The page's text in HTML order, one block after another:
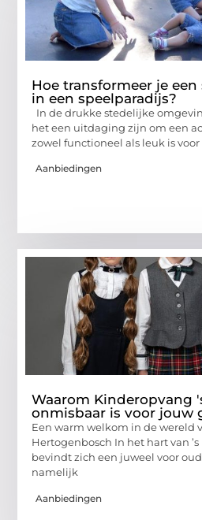
Hoe transformeer je
in een speelparadijs?
In de drukke stedelijke
het een uitdaging zijn om een
zowel functioneel als leuk is voor
Aanbiedingen
Waarom Kinderopvang
onmisbaar is voor jouw
Een warm welkom in de wereld
Hertogenbosch In het hart van
bevindt zich een juweel voor
namelijk
Aanbiedingen